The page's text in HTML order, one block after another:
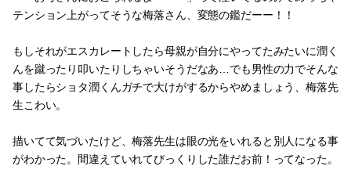
テンション上がってそうな梅落さん、変態の鑑だーー！！
もしそれがエスカレートしたら母親が自分にやってたみたいに潤く
んを蹴ったり叩いたりしちゃいそうだなあ…でも男性の力でそんな
事したらショタ潤くんガチで大けがするからやめましょう、梅落先
生こわい。
描いてて気づいたけど、梅落先生は眼の光をいれると別人になる事
がわかった。間違えていれてびっくりした誰だお前！ってなった。